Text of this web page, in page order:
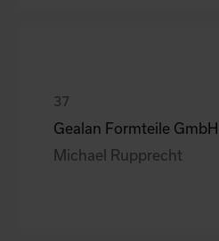
Gealan Formteile GmbH
Michael Rupprecht